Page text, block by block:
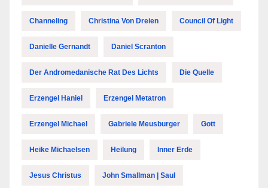
Channeling Christina Von Dreien Council Of Light
Danielle Gernandt Daniel Scranton
Der Andromedanische Rat Des Lichts Die Quelle
Erzengel Haniel Erzengel Metatron
Erzengel Michael Gabriele Meusburger Gott
Heike Michaelsen Heilung Inner Erde
Jesus Christus John Smallman | Saul